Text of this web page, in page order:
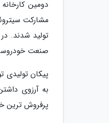
تولید شدند.
صنعت
پیکان تولیدی
به آرزوی
پرفروش ترین